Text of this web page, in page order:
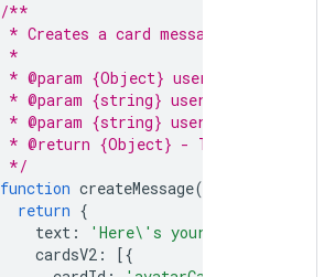
/**
* Creates a card message with the
*
* @param {Object} user - The user
* @param {string} user.displayName
* @param {string} user.avatarUrl -
* @return {Object} - The card
*/
function createMessage({
return {
text : 'Here\'s your avatar'
cardsV2 :
[{